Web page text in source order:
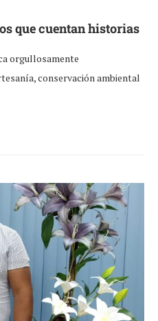
que cuentan historias
orgullosamente
conservación ambiental